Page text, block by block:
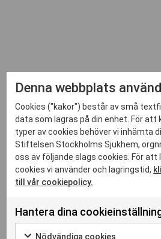
Denna webbplats
Cookies ("kakor") består av små
data som lagras på din enhet. För att
typer av cookies behöver vi inhämta
Stiftelsen Stockholms Sjukhem,
oss av följande slags cookies. För att
cookies vi använder och lagringstid,
till vår cookiepolicy.
Hantera dina
Nödvändiga cookies